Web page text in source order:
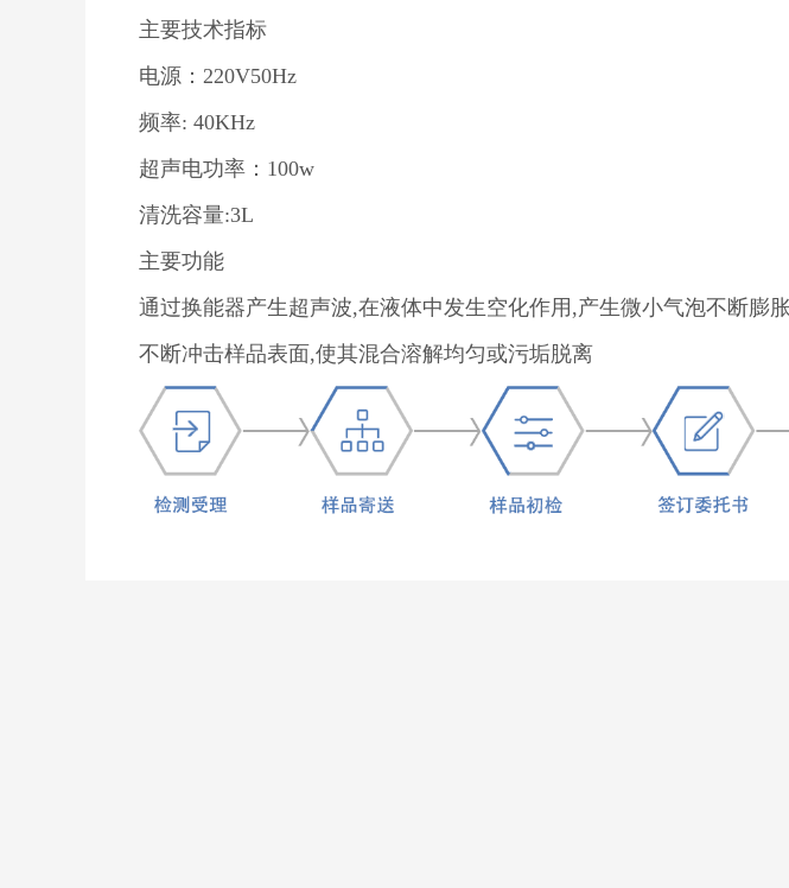
主要技术指标
电源：220V50Hz
频率: 40KHz
超声电功率：100w
清洗容量:3L
主要功能
通过换能器产生超声波,在液体中发生空化作用,产生微小气泡不断膨
不断冲击样品表面,使其混合溶解均匀或污垢脱离